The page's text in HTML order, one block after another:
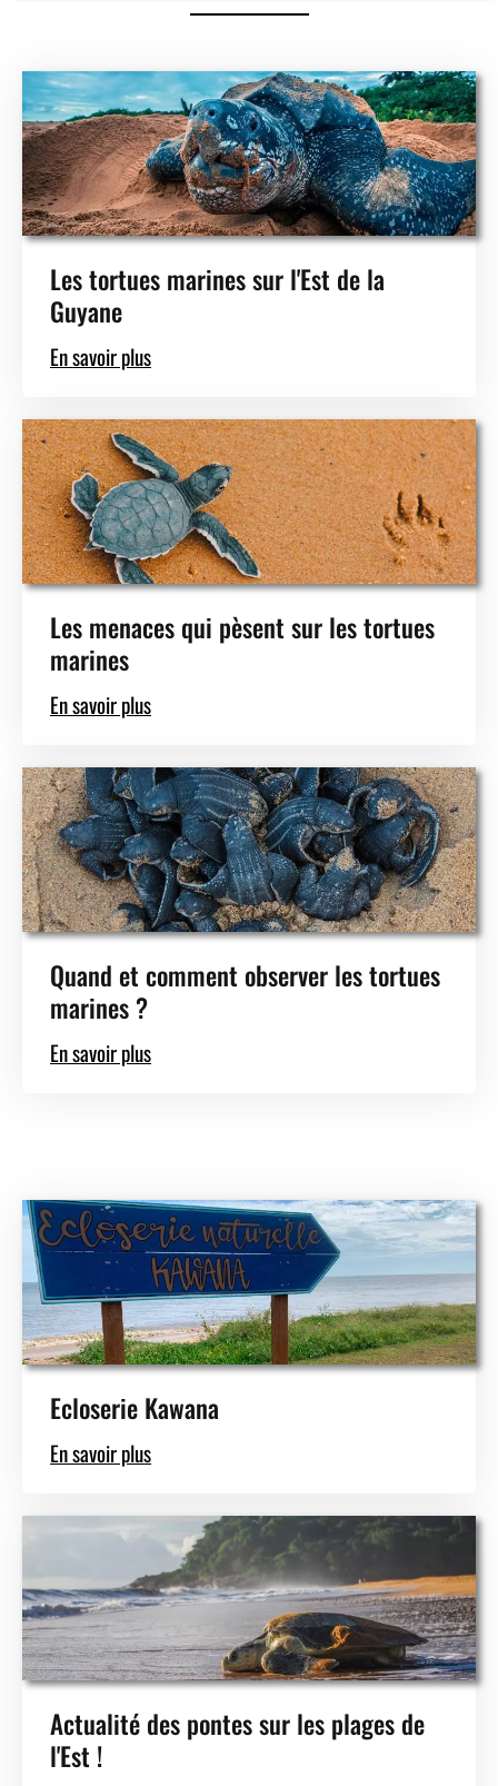
Les tortues marines sur l'Est de la
Guyane
En savoir plus
Les menaces qui pèsent sur les tortues
marines
En savoir plus
Quand et comment observer les tortues
marines ?
En savoir plus
Actualité des pontes sur les plages de
l'Est !
Ecloserie Kawana
En savoir plus